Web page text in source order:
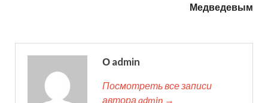
Медведевым
О admin
Посмотреть все записи
автора admin →